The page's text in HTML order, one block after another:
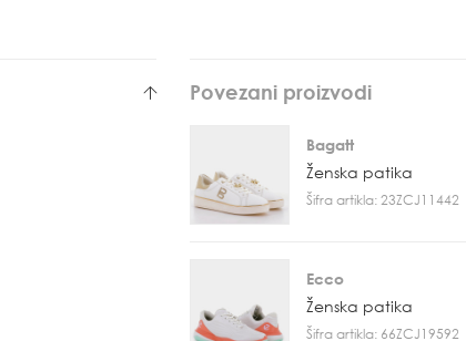
Povezani proizvodi
Bagatt
Ženska patika
Šifra artikla: 23ZCJ11442
Ecco
Ženska patika
Šifra artikla: 66ZCJ19592